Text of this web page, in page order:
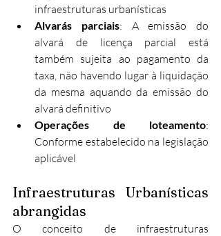
infraestruturas urbanísticas​
Alvarás parciais: A emissão do
alvará de licença parcial está
também sujeita ao pagamento da
taxa, não havendo lugar à liquidação
da mesma aquando da emissão do
alvará definitivo​
Operações de loteamento:
Conforme estabelecido na legislação
aplicável​
Infraestruturas Urbanísticas
abrangidas
O conceito de infraestruturas